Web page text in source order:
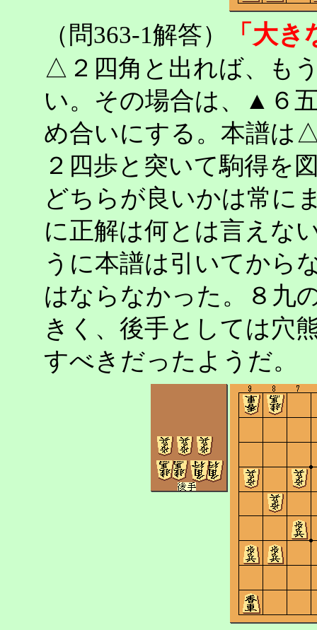
（問363-1解答） 「大
△２四角と出れば、も
い。その場合は、▲６
め合いにする。本譜は
２四歩と突いて駒得を
どちらが良いかは常に
に正解は何とは言えな
うに本譜は引いてから
はならなかった。８九
きく、後手としては穴
すべきだったようだ。